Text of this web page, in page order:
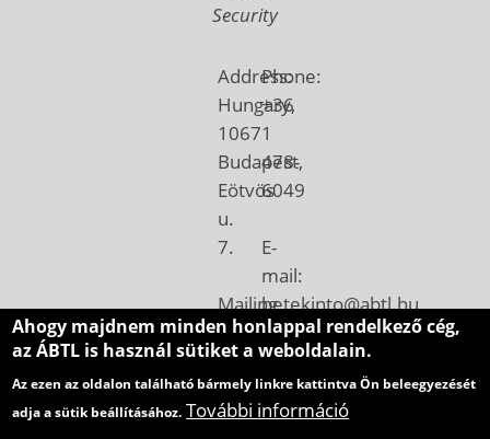
Security
Address:
Hungary,
1067
Budapest,
Eötvös
u.
7.
Mailing
address:
Hungary,
1410
Budapest,
Phone:
+36
1
478-
6049
E-
mail:
betekinto@abtl.hu
Ahogy majdnem minden honlappal rendelkező cég,
az ÁBTL is használ sütiket a weboldalain.
Az ezen az oldalon található bármely linkre kattintva Ön beleegyezését
adja a sütik beállításához. További információ